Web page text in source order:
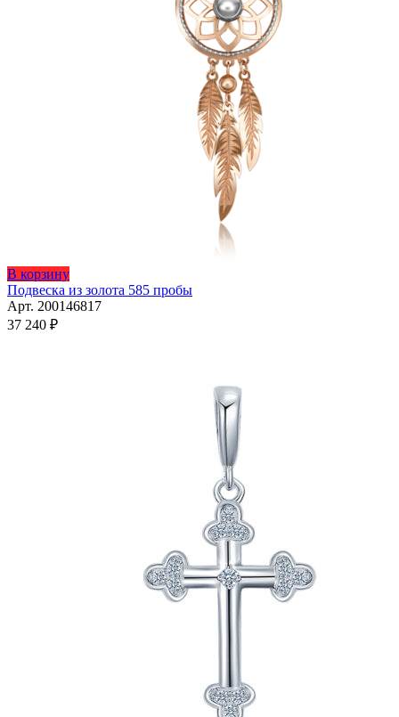
В корзину
Подвеска из золота 585 пробы
Арт. 200146817
37 240 ₽